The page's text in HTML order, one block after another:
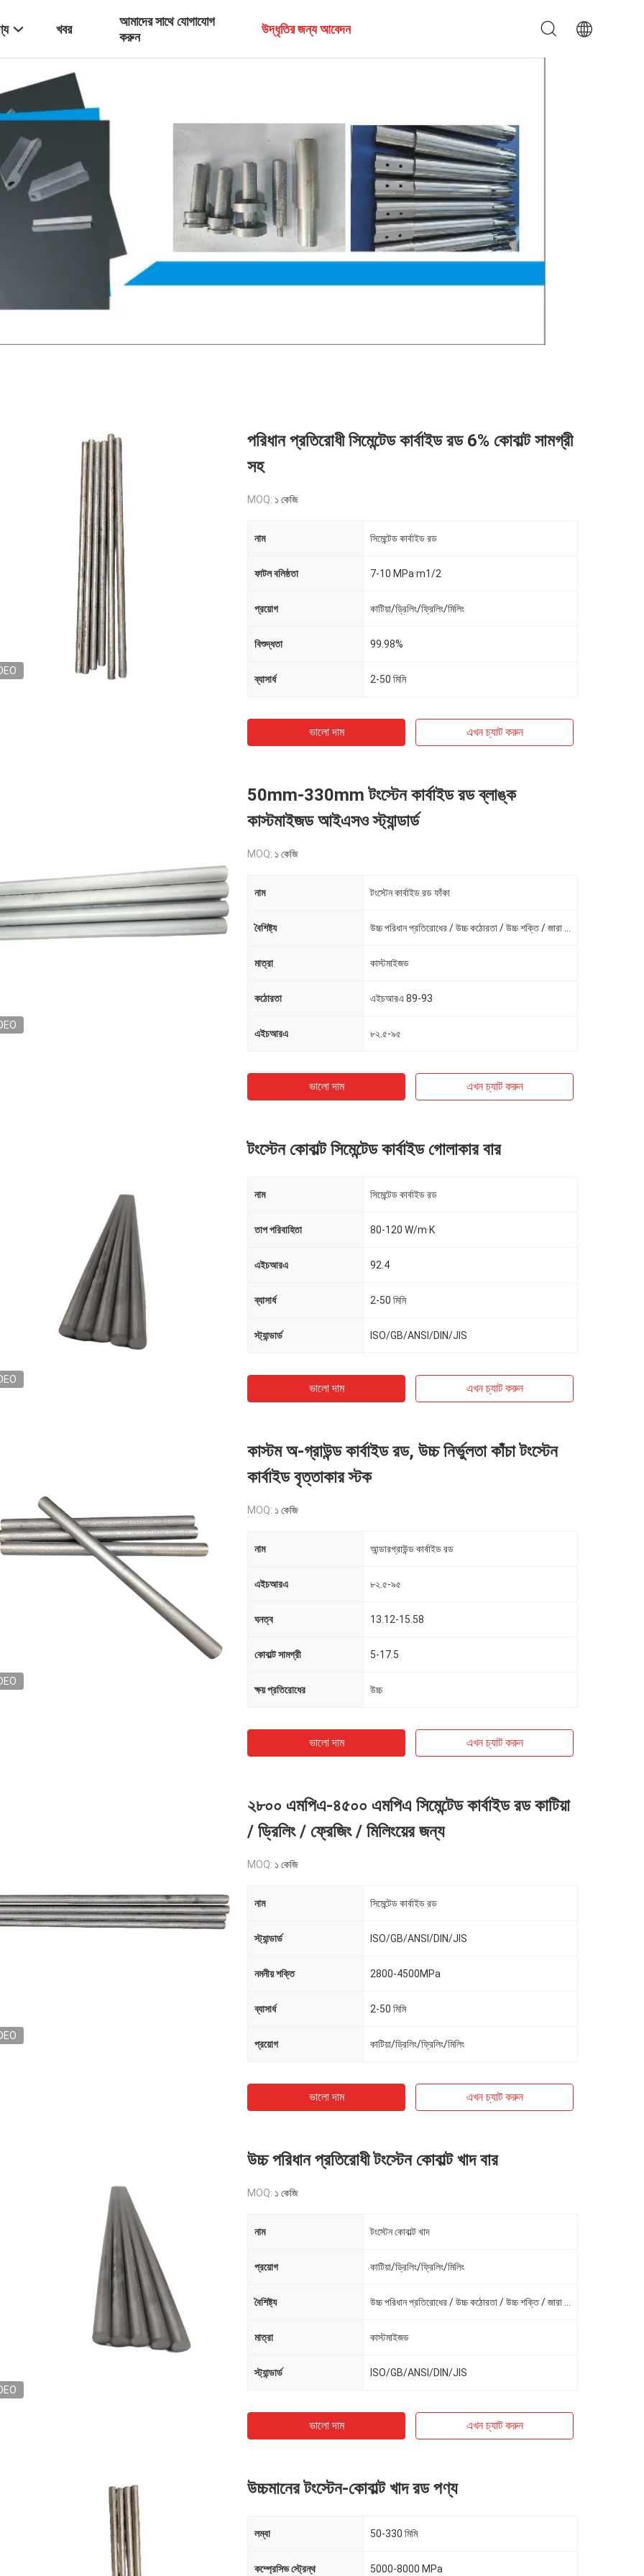
খবর
আমাদের সাথে যোগাযোগ
করুন
উদ্ধৃতির জন্য আবেদন
পরিধান প্রতিরোধী সিমেন্টেড কার্বাইড রড 6% কোবাল্ট সামগ্রী
সহ
MOQ: ১ কেজি
নাম সিমেন্টেড কার্বাইড রড
ফাটল বলিষ্ঠতা 7-10 MPa·m1/2
প্রয়োগ কাটিয়া/ড্রিলিং/ফ্রিলিং/মিলিং
বিশুদ্ধতা 99.98%
ব্যাসার্ধ 2-50 মিমি
ভালো দাম এখন চ্যাট করুন
50mm-330mm টংস্টেন কার্বাইড রড ব্লাঙ্ক
কাস্টমাইজড আইএসও স্ট্যান্ডার্ড
MOQ: ১ কেজি
নাম টংস্টেন কার্বাইড রড ফাঁকা
বৈশিষ্ট্য
মাত্রা কাস্টমাইজড
কঠোরতা এইচআরএ 89-93
এইচআরএ ৮২.৫-৯৫
ভালো দাম এখন চ্যাট করুন
টংস্টেন কোবাল্ট সিমেন্টেড কার্বাইড গোলাকার বার
নাম সিমেন্টেড কার্বাইড রড
তাপ পরিবাহিতা 80-120 W/m·K
এইচআরএ 92.4
ব্যাসার্ধ 2-50 মিমি
স্ট্যান্ডার্ড ISO/GB/ANSI/DIN/JIS
ভালো দাম এখন চ্যাট করুন
কাস্টম অ-গ্রাউন্ড কার্বাইড রড, উচ্চ নির্ভুলতা কাঁচা টংস্টেন
কার্বাইড বৃত্তাকার স্টক
MOQ: ১ কেজি
নাম আন্ডারগ্রাউন্ড কার্বাইড রড
এইচআরএ ৮২.৫-৯৫
ঘনত্ব 13.12-15.58
কোবাল্ট সামগ্রী 5-17.5
ক্ষয় প্রতিরোধের উচ্চ
ভালো দাম এখন চ্যাট করুন
২৮০০ এমপিএ-৪৫০০ এমপিএ সিমেন্টেড কার্বাইড রড কাটিয়া
/ ড্রিলিং / ফ্রেজিং / মিলিংয়ের জন্য
MOQ: ১ কেজি
নাম সিমেন্টেড কার্বাইড রড
স্ট্যান্ডার্ড ISO/GB/ANSI/DIN/JIS
নমনীয় শক্তি 2800-4500MPa
ব্যাসার্ধ 2-50 মিমি
প্রয়োগ কাটিয়া/ড্রিলিং/ফ্রিলিং/মিলিং
ভালো দাম এখন চ্যাট করুন
উচ্চ পরিধান প্রতিরোধী টংস্টেন কোবাল্ট খাদ বার
MOQ: ১ কেজি
নাম টংস্টেন কোবাল্ট খাদ
প্রয়োগ কাটিয়া/ড্রিলিং/ফ্রিলিং/মিলিং
বৈশিষ্ট্য
মাত্রা কাস্টমাইজড
স্ট্যান্ডার্ড ISO/GB/ANSI/DIN/JIS
ভালো দাম এখন চ্যাট করুন
উচ্চমানের টংস্টেন-কোবাল্ট খাদ রড পণ্য
লম্বা 50-330 মিমি
কম্প্রেসিভ স্ট্রেন্থ 5000-8000 MPa